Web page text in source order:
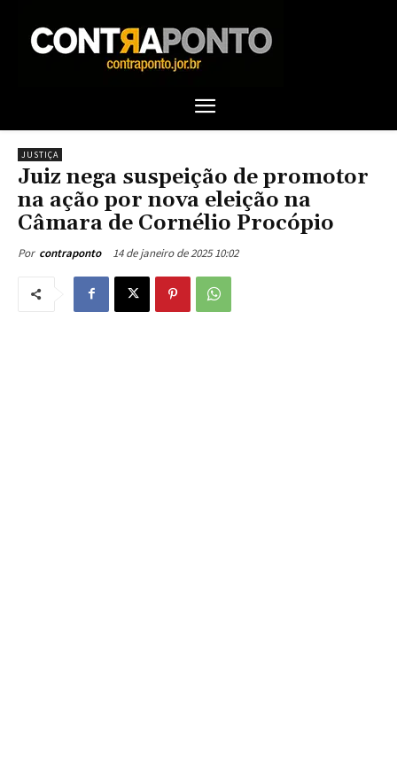
JUSTIÇA
Juiz nega suspeição de promotor
na ação por nova eleição na
Câmara de Cornélio Procópio
Por contraponto 14 de janeiro de 2025 10:02